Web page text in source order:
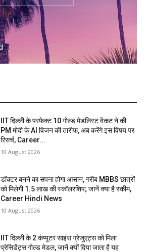
IIT दिल्ली के परफेक्ट 10 गोल्ड मेडलिस्ट वेंकट ने की
PM मोदी के AI विजन की तारीफ, अब करेंगे इस विषय पर
रिसर्च, Career...
10 August 2026
डॉक्टर बनने का सपना होगा आसान, गरीब MBBS छात्रों
को मिलेगी 1.5 लाख की स्कॉलरशिप; जानें क्या है स्कीम,
Career Hindi News
10 August 2026
IIT दिल्ली के 2 कंप्यूटर साइंस ग्रेजुएट्स को मिला
प्रेसिडेंट्स गोल्ड मेडल, जानें क्यों दिया जाता है यह